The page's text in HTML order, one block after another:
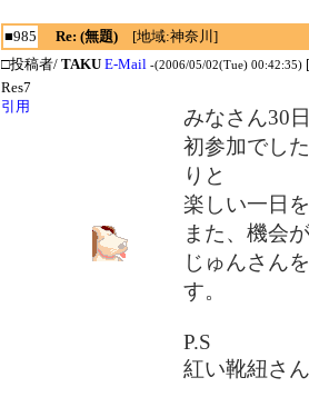
■985 Re: (無題)[地域:神奈川]
□投稿者/ TAKU E-Mail -(2006/05/02(Tue) 00:42:35)
Res7
引用
みなさん30
初参加でし
りと
楽しい一日
また、機会
じゅんさん
す。
P.S
紅い靴紐さ